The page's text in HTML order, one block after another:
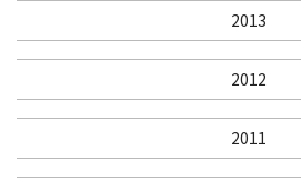
2013
2012
2011